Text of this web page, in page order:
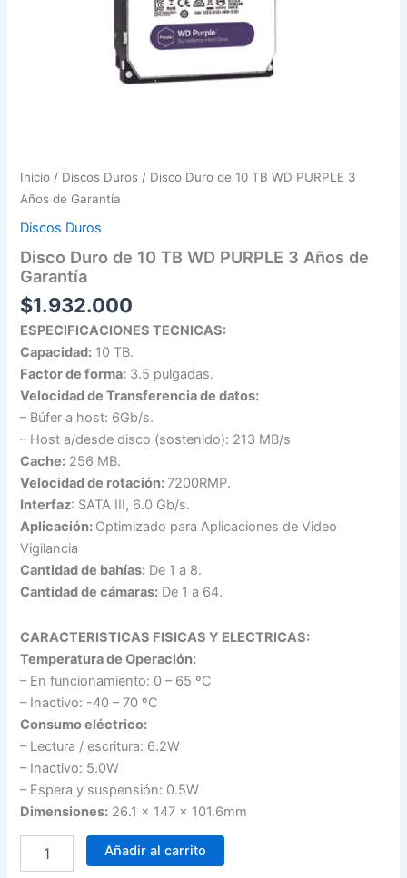
Inicio / Discos Duros / Disco Duro de 10 TB WD PURPLE 3
Años de Garantía
Discos Duros
Disco Duro de 10 TB WD PURPLE 3 Años de
Garantía
$1.932.000
ESPECIFICACIONES TECNICAS:
Capacidad: 10 TB.
Factor de forma: 3.5 pulgadas.
Velocidad de Transferencia de datos:
– Búfer a host: 6Gb/s.
– Host a/desde disco (sostenido): 213 MB/s
Cache: 256 MB.
Velocidad de rotación: 7200RMP.
Interfaz: SATA III, 6.0 Gb/s.
Aplicación: Optimizado para Aplicaciones de Video
Vigilancia
Cantidad de bahías: De 1 a 8.
Cantidad de cámaras: De 1 a 64.
CARACTERISTICAS FISICAS Y ELECTRICAS:
Temperatura de Operación:
– En funcionamiento: 0 – 65 ºC
– Inactivo: -40 – 70 ºC
Consumo eléctrico:
– Lectura / escritura: 6.2W
– Inactivo: 5.0W
– Espera y suspensión: 0.5W
Dimensiones: 26.1 x 147 x 101.6mm
Duro
Añadir al carrito